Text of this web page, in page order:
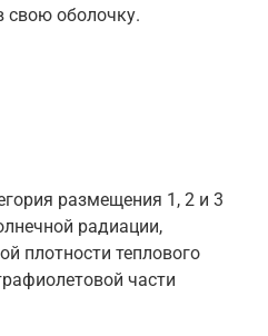
свою оболочку.
размещения 1, 2 и 3
радиации,
плотности теплового
части